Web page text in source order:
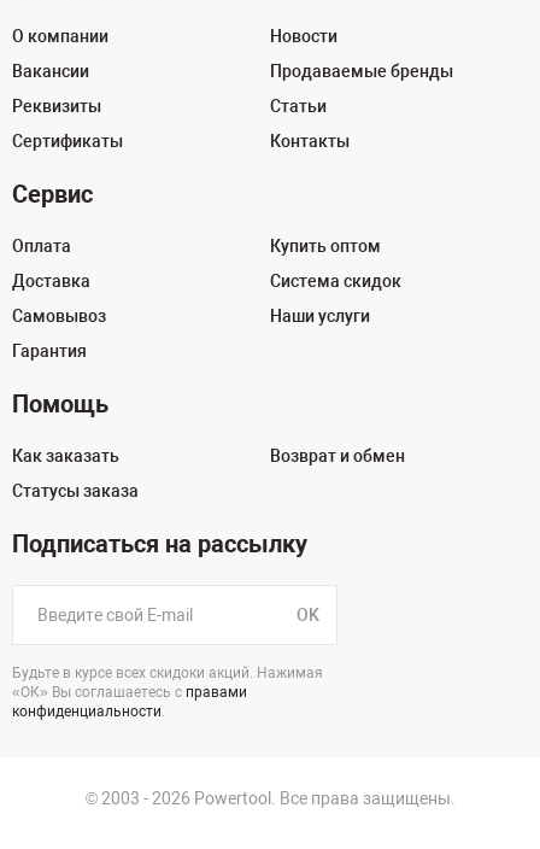
О компании
Вакансии
Реквизиты
Сертификаты
Новости
Продаваемые бренды
Статьи
Контакты
Сервис
Оплата
Доставка
Самовывоз
Гарантия
Купить оптом
Система скидок
Наши услуги
Помощь
Как заказать
Статусы заказа
Возврат и обмен
Подписаться на рассылку
OK
Будьте в курсе всех скидоки акций. Нажимая
«ОК» Вы соглашаетесь с правами
конфиденциальности.
© 2003 - 2026 Powertool. Все права защищены.